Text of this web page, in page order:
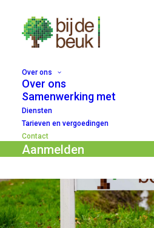
Over ons
Over ons
Samenwerking met
Diensten
Tarieven en vergoedingen
Contact
Aanmelden